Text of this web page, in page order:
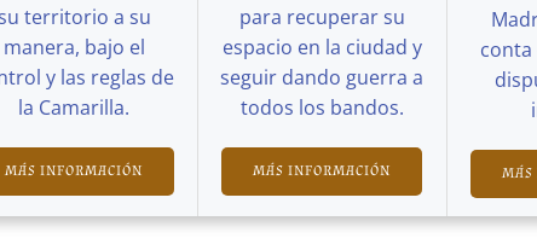
territorio a su
manera, bajo el
y las reglas de
la Camarilla.
MÁS INFORMACIÓN
para recuperar su
espacio en la ciudad y
seguir dando guerra a
todos los bandos.
MÁS INFORMACIÓN
conta
MÁS